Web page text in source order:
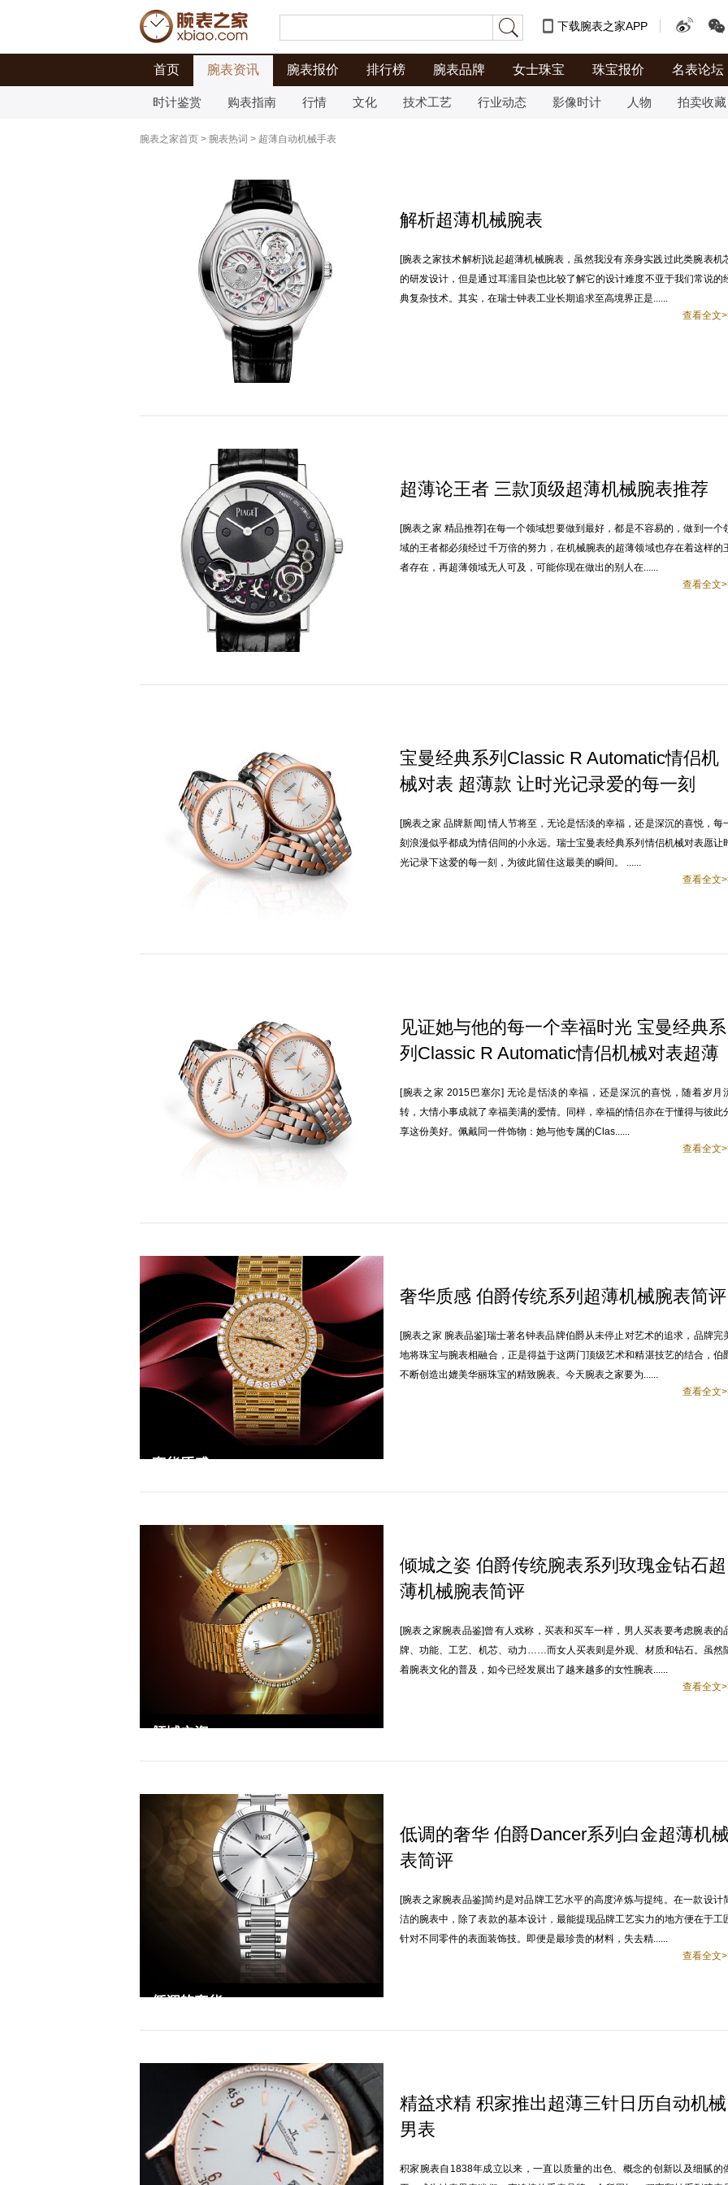
下载腕表之家APP
首页 腕表资讯 腕表报价 排行榜 腕表品牌 女士珠宝 珠宝报价 名表论坛
时计鉴赏 购表指南 行情 文化 技术工艺 行业动态 影像时计 人物 拍卖收藏
腕表之家首页 > 腕表热词 > 超薄自动机械手表
解析超薄机械腕表
[腕表之家技术解析]说起超薄机械腕表，虽然我没有亲身实践过此类腕表机
的研发设计，但是通过耳濡目染也比较了解它的设计难度不亚于我们常说的
典复杂技术。其实，在瑞士钟表工业长期追求至高境界正是......
查看全文
超薄论王者 三款顶级超薄机械腕表推荐
[腕表之家 精品推荐]在每一个领域想要做到最好，都是不容易的，做到一个
域的王者都必须经过千万倍的努力，在机械腕表的超薄领域也存在着这样的
者存在，再超薄领域无人可及，可能你现在做出的别人在......
查看全文
宝曼经典系列Classic R Automatic情侣机
械对表 超薄款 让时光记录爱的每一刻
[腕表之家 品牌新闻] 情人节将至，无论是恬淡的幸福，还是深沉的喜悦，每
刻浪漫似乎都成为情侣间的小永远。瑞士宝曼表经典系列情侣机械对表愿让
光记录下这爱的每一刻，为彼此留住这最美的瞬间。 ......
查看全文
见证她与他的每一个幸福时光 宝曼经典系
列Classic R Automatic情侣机械对表超薄
[腕表之家 2015巴塞尔] 无论是恬淡的幸福，还是深沉的喜悦，随着岁月
转，大情小事成就了幸福美满的爱情。同样，幸福的情侣亦在于懂得与彼此
享这份美好。佩戴同一件饰物：她与他专属的Clas......
查看全文
奢华质感 伯爵传统系列超薄机械腕表简评
[腕表之家 腕表品鉴]瑞士著名钟表品牌伯爵从未停止对艺术的追求，品牌完
地将珠宝与腕表相融合，正是得益于这两门顶级艺术和精湛技艺的结合，伯
不断创造出媲美华丽珠宝的精致腕表。今天腕表之家要为......
查看全文
倾城之姿 伯爵传统腕表系列玫瑰金钻石超
薄机械腕表简评
[腕表之家腕表品鉴]曾有人戏称，买表和买车一样，男人买表要考虑腕表的
牌、功能、工艺、机芯、动力……而女人买表则是外观、材质和钻石。虽然
着腕表文化的普及，如今已经发展出了越来越多的女性腕表......
查看全文
低调的奢华 伯爵Dancer系列白金超薄机
表简评
[腕表之家腕表品鉴]简约是对品牌工艺水平的高度淬炼与提纯。在一款设计
洁的腕表中，除了表款的基本设计，最能提现品牌工艺实力的地方便在于工
针对不同零件的表面装饰技。即便是最珍贵的材料，失去精......
查看全文
精益求精 积家推出超薄三针日历自动机械
男表
积家腕表自1838年成立以来，一直以质量的出色、概念的创新以及细腻的